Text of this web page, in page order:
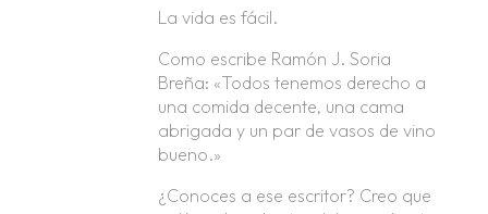
La vida es fácil.
Como escribe Ramón J. Soria
Breña: «Todos tenemos derecho a
una comida decente, una cama
abrigada y un par de vasos de vino
bueno.»
¿Conoces a ese escritor? Creo que